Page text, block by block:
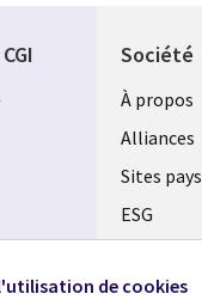
Société
À propos
Alliances
Sites pays
ESG
Fusions
de cookies